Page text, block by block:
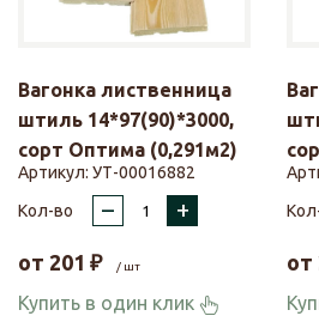
Вагонка лиственница
штиль 14*97(90)*3000,
сорт Оптима (0,291м2)
Артикул: УТ-00016882
Кол-во
– +
от 201 ₽ / шт
Купить в один клик
от